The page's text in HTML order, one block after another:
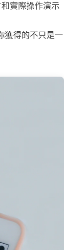
實際操作演示
獲得的不只是一